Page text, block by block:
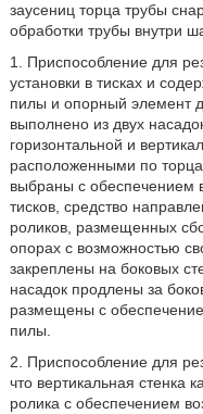
заусениц торца трубы
обработки трубы внутри
1. Приспособление для
установки в тисках и
пилы и опорный элемент
выполнено из двух
горизонтальной и
расположенными по
выбраны с обеспечением
тисков, средство
роликов, размещенных
опорах с возможностью
закреплены на боковых
насадок продлены за
размещены с
пилы.
2. Приспособление для
что вертикальная стенка
ролика с обеспечением